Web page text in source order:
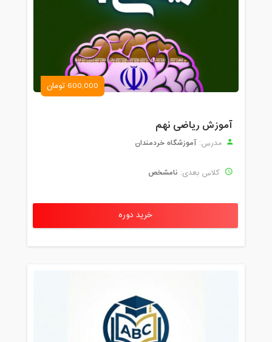
600,000 تومان
آموزش ریاضی نهم
مدرس: آموزشگاه خردمندان
کلاس بعدی: نامشخص
خرید دوره